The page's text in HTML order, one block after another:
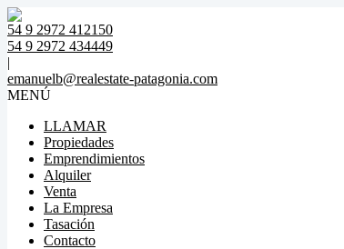
54 9 2972 412150
54 9 2972 434449
|
emanuelb@realestate-patagonia.com
MENÚ
LLAMAR
Propiedades
Emprendimientos
Alquiler
Venta
La Empresa
Tasación
Contacto